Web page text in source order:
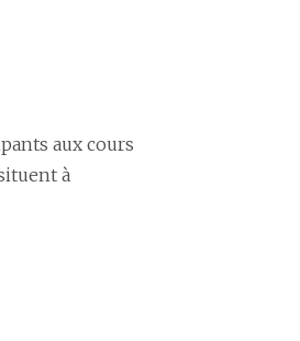
aux cours
à